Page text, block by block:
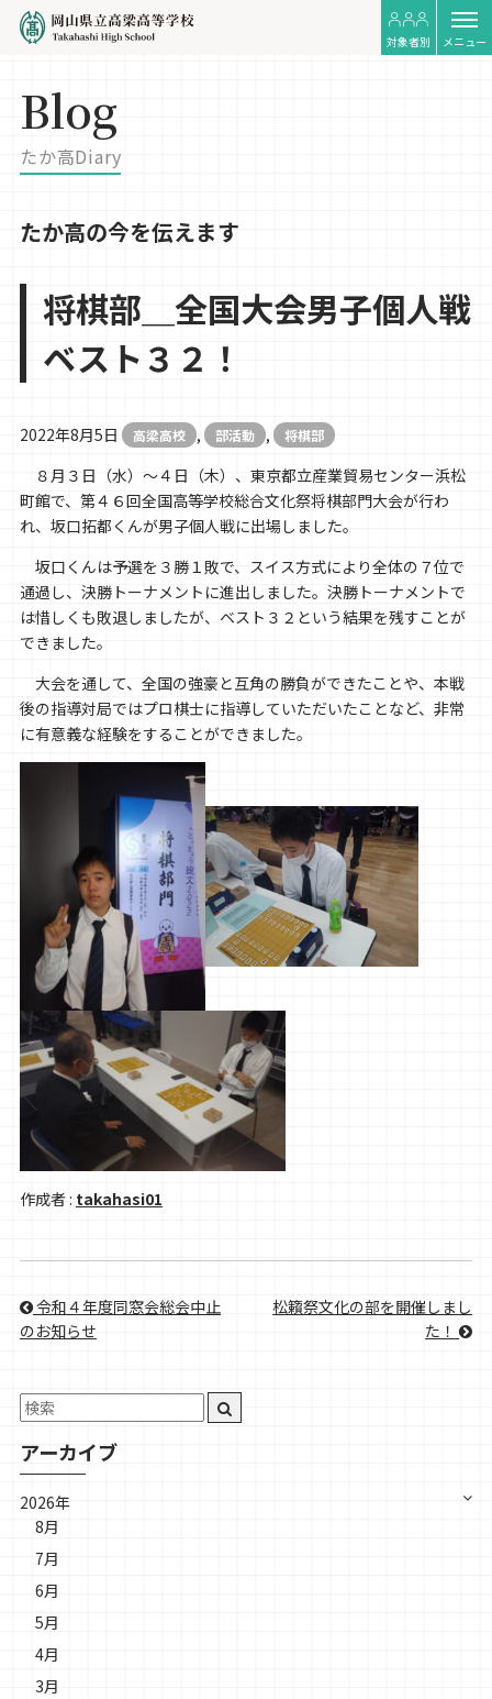
対象者別 メニュー
Blog
たか高Diary
たか高の今を伝えます
将棋部＿全国大会男子個人戦
ベスト３２！
2022年8月5日 高梁高校 , 部活動 , 将棋部
８月３日（水）〜４日（木）、東京都立産業貿易センター浜松
町館で、第４６回全国高等学校総合文化祭将棋部門大会が行わ
れ、坂口拓都くんが男子個人戦に出場しました。
坂口くんは予選を３勝１敗で、スイス方式により全体の７位で
通過し、決勝トーナメントに進出しました。決勝トーナメントで
は惜しくも敗退しましたが、ベスト３２という結果を残すことが
できました。
大会を通して、全国の強豪と互角の勝負ができたことや、本戦
後の指導対局ではプロ棋士に指導していただいたことなど、非常
に有意義な経験をすることができました。
作成者 : takahasi01
令和４年度同窓会総会中止
のお知らせ
松籟祭文化の部を開催しまし
た！
アーカイブ
2026年
8月
7月
6月
5月
4月
3月